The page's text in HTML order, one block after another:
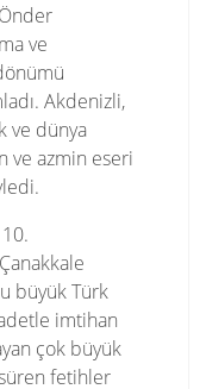
ve
Akdenizli,
ve dünya
ve azmin eseri
büyük Türk
imtihan
çok büyük
süren fetihler